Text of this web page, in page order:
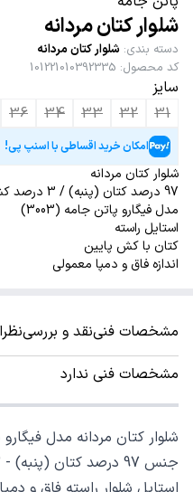
شلوار کتان مردانه
دسته بندی: شلوار کتان مردانه
کد محصول:
101221010392335
سایز
31
32
33
34
36
امکان خرید اقساطی با اسنپ پی!
شلوار کتان مردانه
97 درصد کتان (پنبه) / 3 درصد کش
مدل فیگارو پاتن جامه (3003)
استایل راسته
کتان با کش پایین
اندازه فاق و دمپا معمولی
مشخصات فنینقد و بررسی
مشخصات فنی ندارد
شلوار کتان مردانه مدل